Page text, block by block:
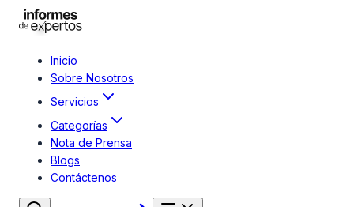
Inicio
Sobre Nosotros
Servicios
Categorías
Nota de Prensa
Blogs
Contáctenos